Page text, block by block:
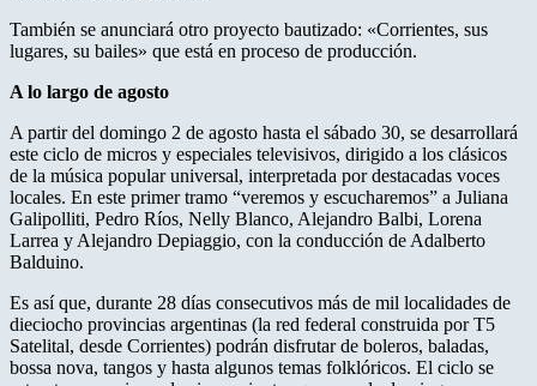
También se anunciará otro proyecto bautizado: «Corrientes, sus
lugares, su bailes» que está en proceso de producción.
A lo largo de agosto
A partir del domingo 2 de agosto hasta el sábado 30, se desarrollará
este ciclo de micros y especiales televisivos, dirigido a los clásicos
de la música popular universal, interpretada por destacadas voces
locales. En este primer tramo “veremos y escucharemos” a Juliana
Galipolliti, Pedro Ríos, Nelly Blanco, Alejandro Balbi, Lorena
Larrea y Alejandro Depiaggio, con la conducción de Adalberto
Balduino.
Es así que, durante 28 días consecutivos más de mil localidades de
dieciocho provincias argentinas (la red federal construida por T5
Satelital, desde Corrientes) podrán disfrutar de boleros, baladas,
bossa nova, tangos y hasta algunos temas folklóricos. El ciclo se